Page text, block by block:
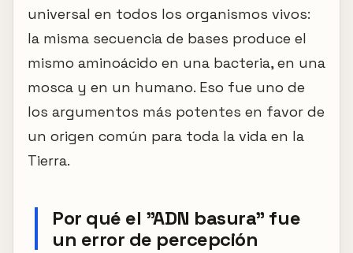
universal en todos los organismos vivos:
la misma secuencia de bases produce el
mismo aminoácido en una bacteria, en una
mosca y en un humano. Eso fue uno de
los argumentos más potentes en favor de
un origen común para toda la vida en la
Tierra.
Por qué el "ADN basura" fue
un error de percepción